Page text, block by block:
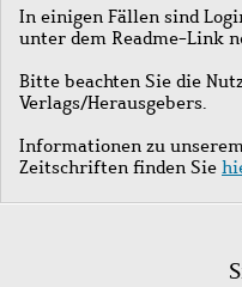
In einigen Fällen sind
unter dem Readme-Link
Bitte beachten Sie die
Verlags/Herausgebers.
Informationen zu
Zeitschriften finden Sie